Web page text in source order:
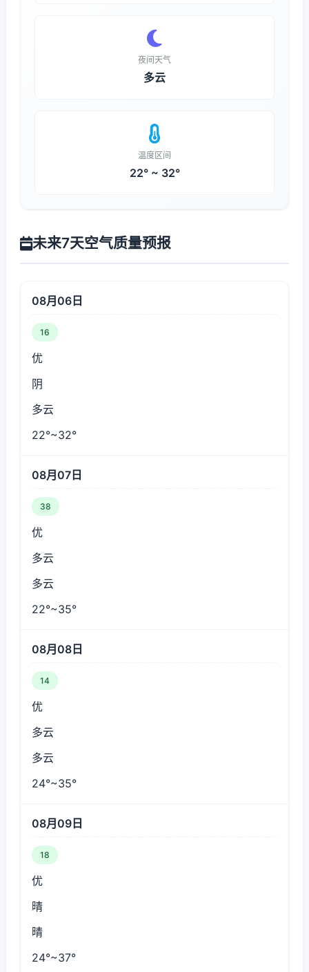
夜间天气
多云
温度区间
22° ~ 32°
未来7天空气质量预报
08月06日
16
优
阴
多云
22°~32°
08月07日
38
优
多云
多云
22°~35°
08月08日
14
优
多云
多云
24°~35°
08月09日
18
优
晴
晴
24°~37°